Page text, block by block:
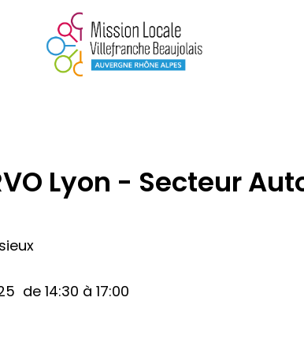
Lyon - Secteur
de 14:30 à 17:00